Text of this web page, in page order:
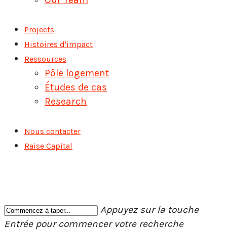
Projects
Histoires d'impact
Ressources
Pôle logement
Études de cas
Research
Nous contacter
Raise Capital
Appuyez sur la touche
Entrée pour commencer votre recherche